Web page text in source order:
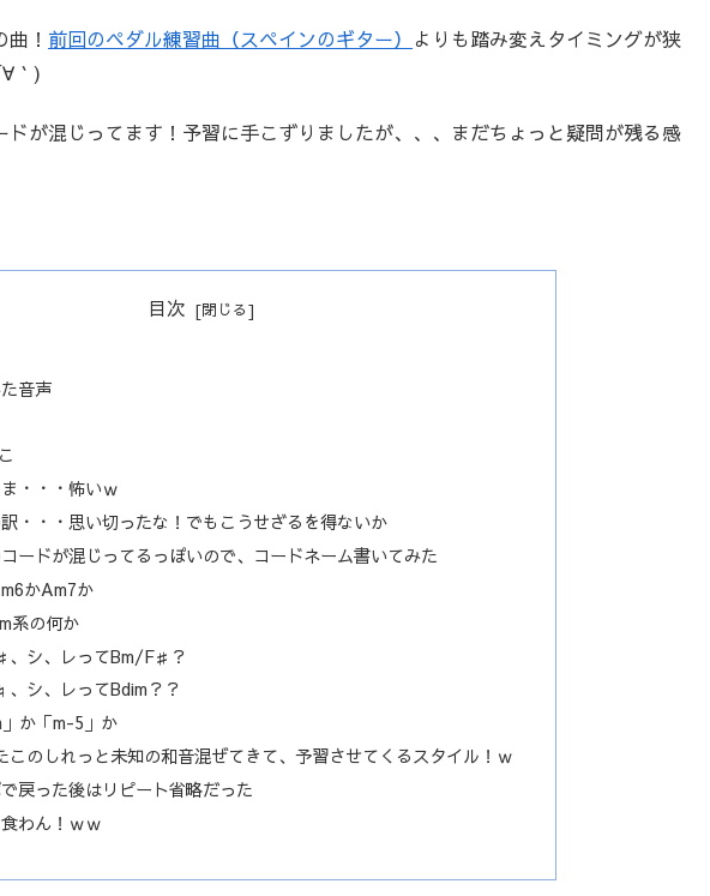
！ 前回のペダル練習曲（スペインのギター） よりも踏み変えタイミングが狭
｀)
ドが混じってます！予習に手こずりましたが、、、まだちょっと疑問が残る感
目次
音声
・・・怖いｗ
・・・思い切ったな！でもこうせざるを得ないか
ードが混じってるっぽいので、コードネーム書いてみた
かAm7か
系の何か
、シ、レってBm/F♯？
シ、レってBdim？？
」か「m-5」か
このしれっと未知の和音混ぜてきて、予習させてくるスタイル！ｗ
戻った後はリピート省略だった
わん！ｗｗ